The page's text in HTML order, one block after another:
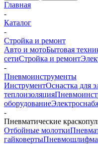
Главная
-
Каталог
-
Стройка и ремонт
Авто и мотоБытовая
сетиСтройка и ремонт
-
Пневмоинструменты
ИнструментОснастка для
теплоизоляция
оборудование
-
Пневматические
Отбойные молотки
гайковерты